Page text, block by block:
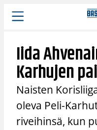
Siirry
sisältöön
Iida
Karhujen
Naisten
oleva Peli-
riveihinsä, kun